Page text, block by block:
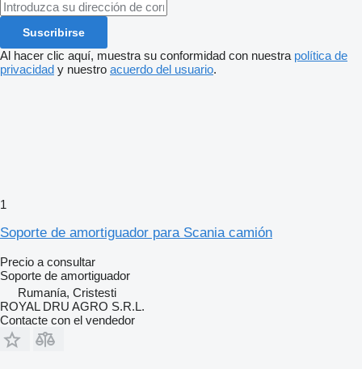
Suscribirse
Al hacer clic aquí, muestra su conformidad con nuestra política de
privacidad y nuestro acuerdo del usuario.
1
Soporte de amortiguador para Scania camión
Precio a consultar
Soporte de amortiguador
Rumanía, Cristesti
ROYAL DRU AGRO S.R.L.
Contacte con el vendedor